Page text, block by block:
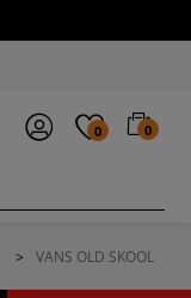
0 0
> VANS OLD SKOOL